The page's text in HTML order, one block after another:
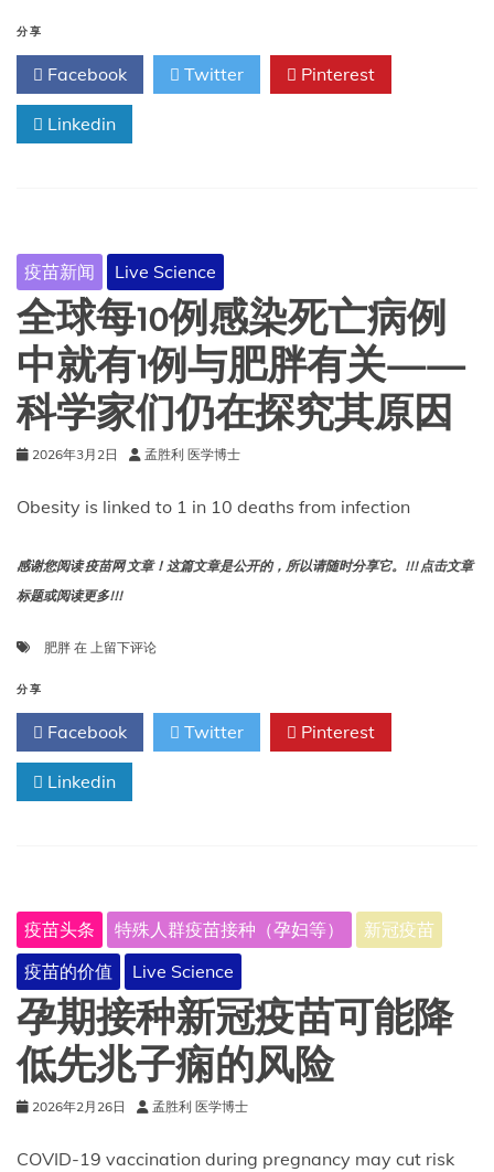
吗？
美
国
的
卷
土
个
令
人
担
忧
的
预
兆，
预
示
来
面
临
的
峻
分享
Facebook Twitter Pinterest
Linkedin
疫苗新闻 Live Science
全球每10例感染死亡病例
中就有1例与肥胖有关——
科学家们仍在探究其原因
2026年3月2日 孟胜利 医学博士
Obesity is linked to 1 in 10 deaths from infection
感谢您阅读 疫苗网 文章！这篇文章是公开的，所以请随时分享它。!!! 点击文章
标题或阅读更多!!!
肥胖 在 全
10
例
感
染
死
就
有
1
例
与
肥
有
关
——
学
上留下评论
分享
Facebook Twitter Pinterest
Linkedin
疫苗头条 特殊人群疫苗接种（孕妇等）
新冠疫苗
疫苗的价值
Live Science
孕期接种新冠疫苗可能降
低先兆子痫的风险
2026年2月26日 孟胜利 医学博士
COVID-19 vaccination during pregnancy may cut risk